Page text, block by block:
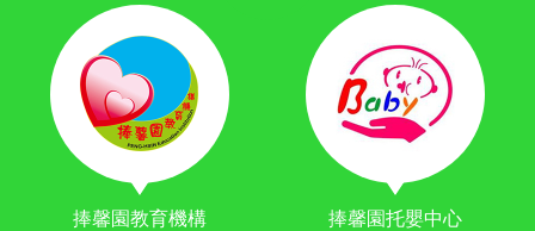
捧馨園教育機構 捧馨園托嬰中心